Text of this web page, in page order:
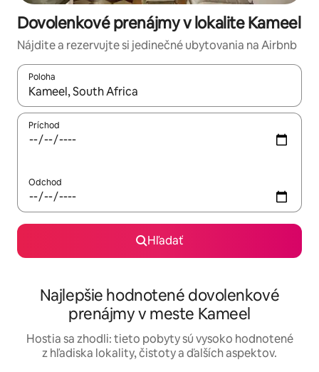
Dovolenkové prenájmy v lokalite Kameel
Nájdite a rezervujte si jedinečné ubytovania na Airbnb
Poloha
Keď budú výsledky k dispozícii, môžete si ich prechádzať
Príchod
Odchod
Hľadať
Najlepšie hodnotené dovolenkové
prenájmy v meste Kameel
Hostia sa zhodli: tieto pobyty sú vysoko hodnotené
z hľadiska lokality, čistoty a ďalších aspektov.